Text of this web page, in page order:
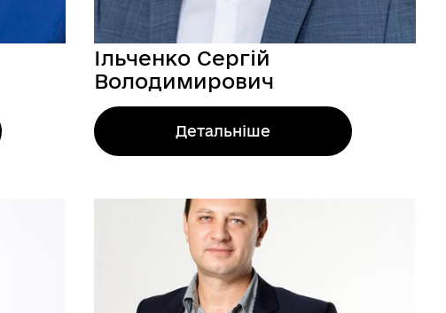
Стара версія сайту
Ільченко Сергій
Володимирович
Детальніше